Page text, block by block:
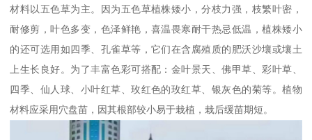
材料以五色草为主。因为五色草植株矮小，分枝力强，枝繁叶密，
耐修剪，叶色多变，色泽鲜艳，喜温畏寒耐干热忌低温，植株矮小
的还可选用如四季、孔雀草等，它们在含腐殖质的肥沃沙壤或壤土
上生长良好。为了丰富色彩可搭配：金叶景天、佛甲草、彩叶草、
四季、仙人球、小叶红草、玫红色的玫红草、银灰色的菊等。植物
材料应采用穴盘苗，因其根部较小易于栽植，栽后缓苗期短。